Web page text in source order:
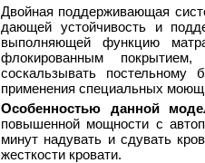
Двойная поддерживающая
дающей устойчивость и
выполняющей функцию
флокированным
соскальзывать
применения специальных
Особенностью данной
повышенной мощности с
минут надувать и сдувать
жесткости кровати.